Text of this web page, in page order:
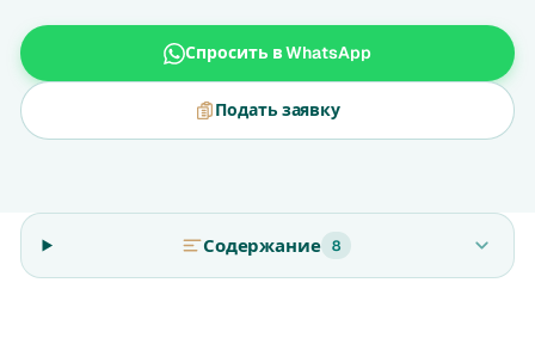
Спросить в WhatsApp
Подать заявку
Содержание 8